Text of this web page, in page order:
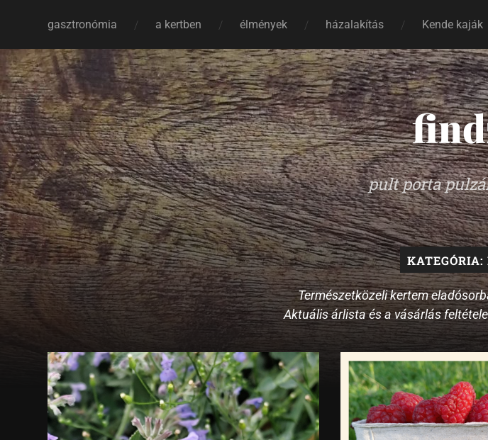
gasztronómia a kertben élmények házalakítás Kende kaják
pult porta
KATEGÓRIA:
Természetközeli kertem
Aktuális árlista és a vásárlás